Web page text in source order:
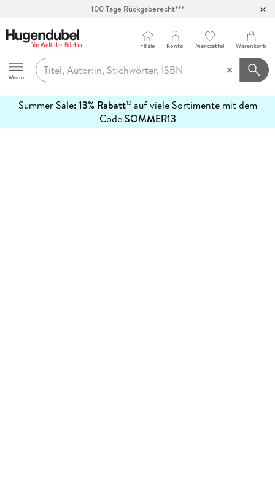
100 Tage Rückgaberecht***
Hugendubel
Menu
Filiale Konto Merkzettel Warenkorb
Summer Sale: 13% Rabatt12auf viele Sortimente mit dem
CodeSOMMER13
erfahren